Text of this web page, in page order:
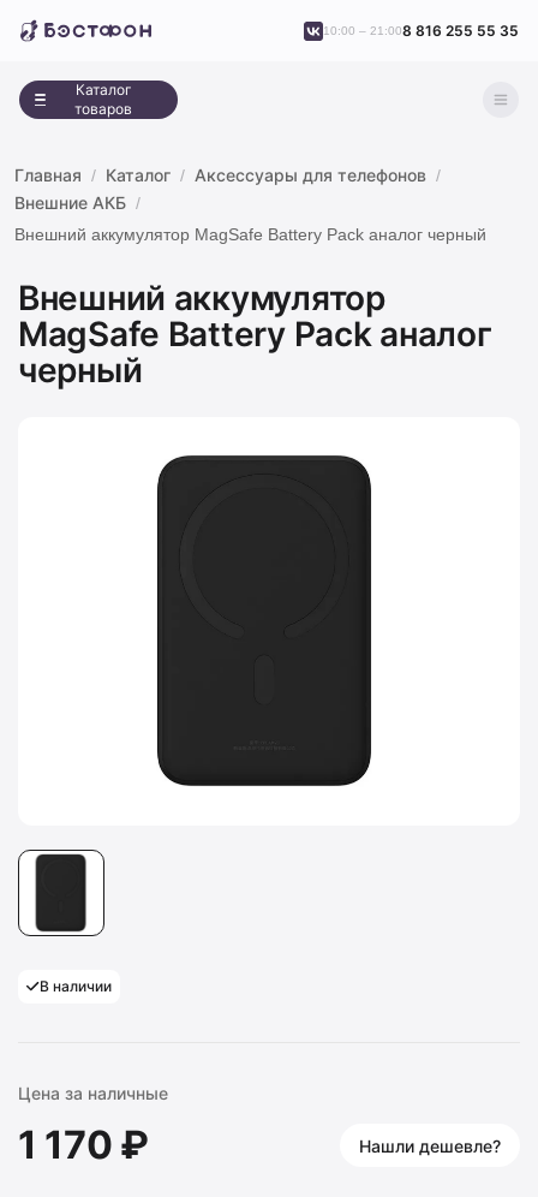
Каталог
товаров
10:00 – 21:008 816 255 55 35
Главная Каталог
Аксессуары для телефонов
Внешние АКБ
Внешний аккумулятор MagSafe Battery Pack аналог черный
Внешний аккумулятор
MagSafe Battery Pack аналог
черный
В наличии
Цена за наличные
1 170 ₽ Нашли дешевле?